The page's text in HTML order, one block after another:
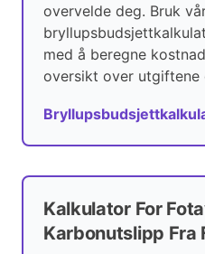
overvelde deg. Bruk
med å beregne
oversikt over utgiftene
Kalkulator For
Karbonutslipp Fra